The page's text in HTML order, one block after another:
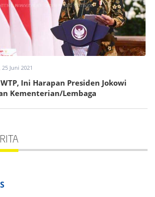
25 Juni 2021
WTP, Ini Harapan Presiden Jokowi
Kementerian/Lembaga